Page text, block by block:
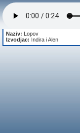
Naziv: Lopov
Izvodjac: Indira i Alen